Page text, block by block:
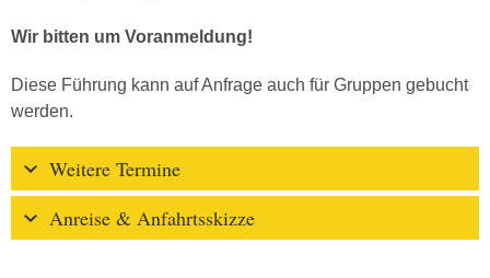
Wir bitten um Voranmeldung!
Diese Führung kann auf Anfrage auch für Gruppen gebucht
werden.
Weitere Termine
Anreise & Anfahrtsskizze